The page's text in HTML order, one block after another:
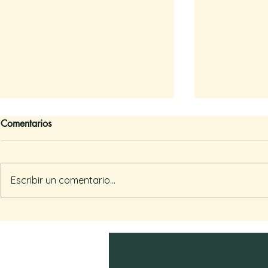
Comentarios
Escribir un comentario...